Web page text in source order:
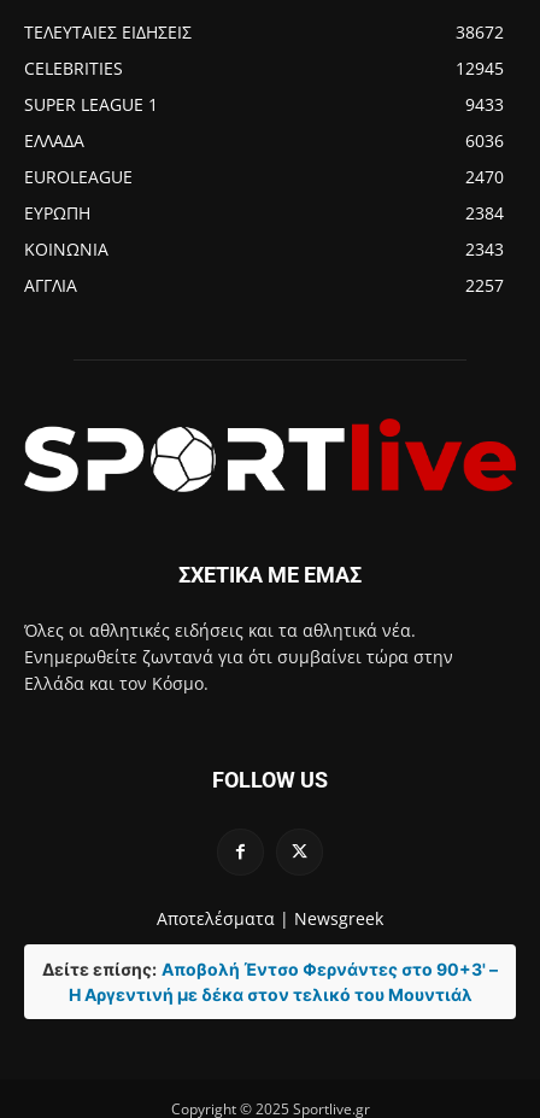
ΤΕΛΕΥΤΑΙΕΣ ΕΙΔΗΣΕΙΣ
38672
CELEBRITIES
12945
SUPER LEAGUE 1
9433
ΕΛΛΑΔΑ
6036
EUROLEAGUE
2470
ΕΥΡΩΠΗ
2384
ΚΟΙΝΩΝΙΑ
2343
ΑΓΓΛΙΑ
2257
ΣΧΕΤΙΚΑ ΜΕ ΕΜΑΣ
Όλες οι αθλητικές ειδήσεις και τα αθλητικά νέα.
Ενημερωθείτε ζωντανά για ότι συμβαίνει τώρα στην
Ελλάδα και τον Κόσμο.
FOLLOW US
Αποτελέσματα | Newsgreek
Δείτε επίσης: Αποβολή Έντσο Φερνάντες στο 90+3' –
Η Αργεντινή με δέκα στον τελικό του Μουντιάλ
Copyright © 2025 Sportlive.gr